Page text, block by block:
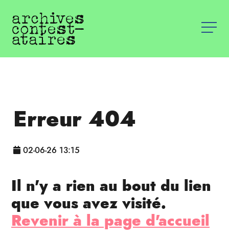
Erreur 404
02-06-26 13:15
Il n'y a rien au bout du lien
que vous avez visité.
Revenir à la page d'accueil